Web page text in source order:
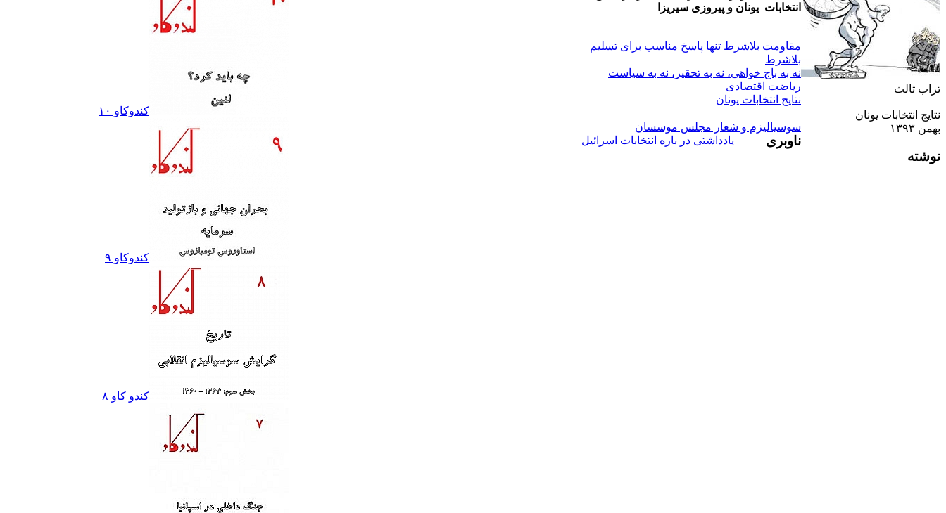
تراب ثالث
نتايج انتخابات يونان
بهمن ۱۳۹۳
انتخابات يونان و پيروزى سيريزا
مقاومت بلاشرط تنها پاسخ مناسب برای تسلیم
بلاشرط
نه به باج خواهی، نه به تحقیر، نه به سیاست
ریاضت اقتصادی
نتايج انتخابات يونان
سوسياليزم و شعار مجلس موسسان
يادداشتى در باره انتخابات اسرائيل
ناوبری
نوشته
کندوکاو ١٠
کندوکاو ٩
کندو کاو ٨